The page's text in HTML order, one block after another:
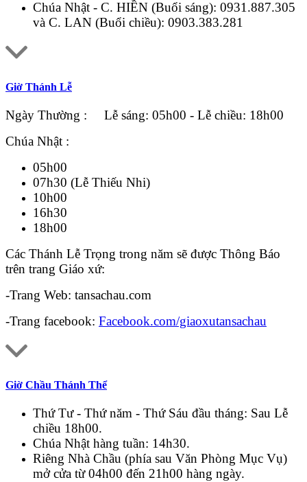
Chúa Nhật - C. HIỀN (Buổi sáng): 0931.887.305
và C. LAN (Buổi chiều): 0903.383.281
Giờ Thánh Lễ
Ngày Thường : Lễ sáng: 05h00 - Lễ chiều: 18h00
Chúa Nhật :
05h00
07h30 (Lễ Thiếu Nhi)
10h00
16h30
18h00
Các Thánh Lễ Trọng trong năm sẽ được Thông Báo
trên trang Giáo xứ:
-Trang Web: tansachau.com
-Trang facebook: Facebook.com/giaoxutansachau
Giờ Chầu Thánh Thể
Thứ Tư - Thứ năm - Thứ Sáu đầu tháng: Sau Lễ
chiều 18h00.
Chúa Nhật hàng tuần: 14h30.
Riêng Nhà Chầu (phía sau Văn Phòng Mục Vụ)
mở cửa từ 04h00 đến 21h00 hàng ngày.